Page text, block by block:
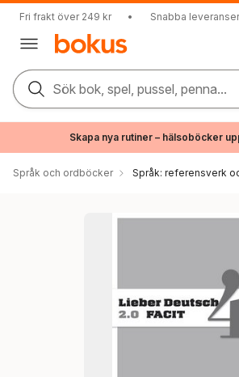
Fri frakt över 249 kr • Snabba leveranser
Sök bok, spel, pussel, penna...
Skapa nya rutiner – hälsoböcker
Språk och ordböcker Språk: referensverk